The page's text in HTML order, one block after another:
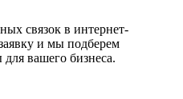
связок в интернет-
и мы подберем
вашего бизнеса.